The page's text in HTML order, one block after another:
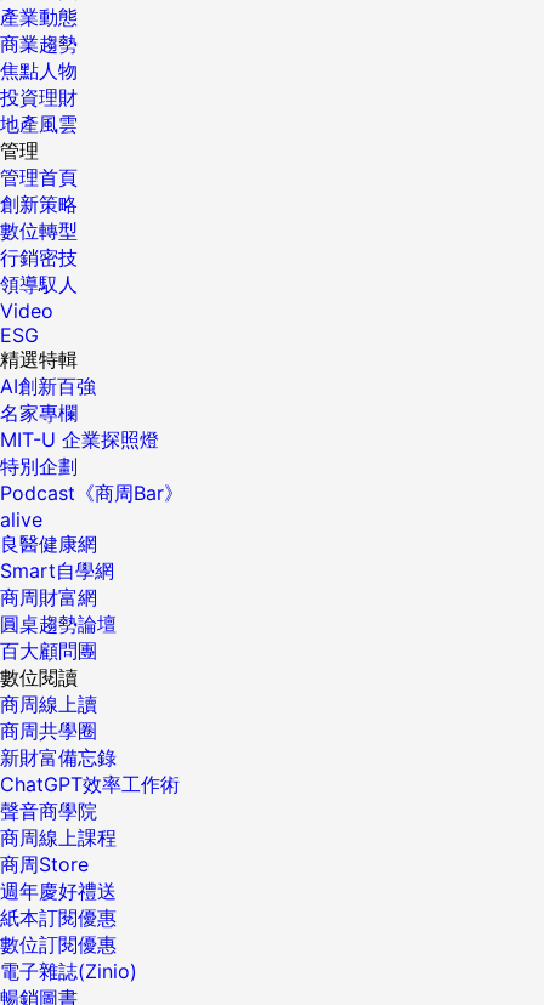
產業動態
商業趨勢
焦點人物
投資理財
地產風雲
管理
管理首頁
創新策略
數位轉型
行銷密技
領導馭人
Video
ESG
精選特輯
AI創新百強
名家專欄
MIT-U 企業探照燈
特別企劃
Podcast《商周Bar》
alive
良醫健康網
Smart自學網
商周財富網
圓桌趨勢論壇
百大顧問團
數位閱讀
商周線上讀
商周共學圈
新財富備忘錄
ChatGPT效率工作術
聲音商學院
商周線上課程
商周Store
週年慶好禮送
紙本訂閱優惠
數位訂閱優惠
電子雜誌(Zinio)
暢銷圖書